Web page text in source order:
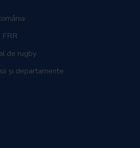
de rugby
și departamente